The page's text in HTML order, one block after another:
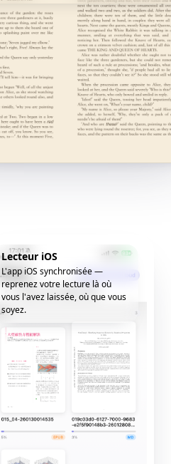
Lecteur iOS
L'app iOS synchronisée —
reprenez votre lecture là où
vous l'avez laissée, où que vous
soyez.